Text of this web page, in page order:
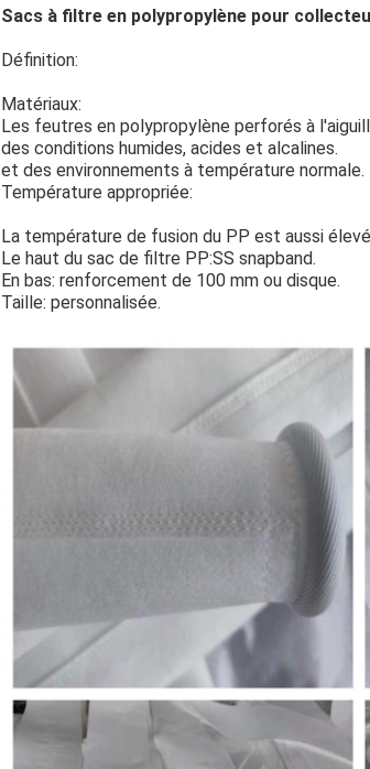
Sacs à filtre en polypropylène pour
Définition:
Matériaux:
Les feutres en polypropylène perforés à
des conditions humides, acides et alcalines.
et des environnements à température normale.
Température appropriée:
La température de fusion du PP est aussi
Le haut du sac de filtre PP:SS snapband.
En bas: renforcement de 100 mm ou disque.
Taille: personnalisée.